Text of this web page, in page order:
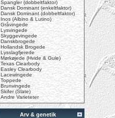
Spangler (dobbeltfaktor)
Dansk Dominant (enkeltfaktor)
Dansk Dominant (dobbeltfaktor)
Inos (Albino & Lutino)
Gråvingede
Lysvingede
Skyggevingede
Danskbrogede
Hollandsk Brogede
Lysslagfjerede
Mørkøjede (Hvide & Gule)
Texas Clearbody
Easley Clearbody
Lacewingede
Toppede
Brunvingede
Skifer (Slate)
Andre Varieteter
Arv & genetik